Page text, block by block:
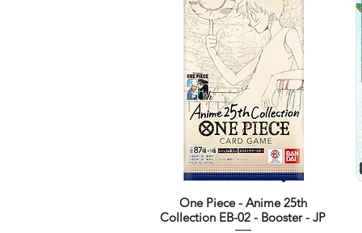
Aperçu rapide
One Piece - Anime 25th
Collection EB-02 - Booster - JP